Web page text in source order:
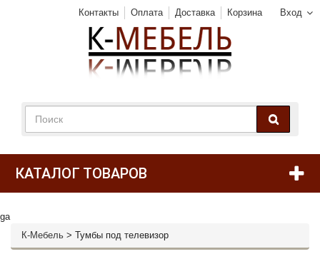
Вход
Контакты Оплата Доставка Корзина
КАТАЛОГ ТОВАРОВ
ga
К-Мебель > Тумбы под телевизор